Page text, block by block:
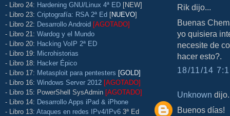
- Libro 24: Hardening GNU/Linux 4ª ED [NEW]
- Libro 23: Criptografía: RSA 2ª Ed [NUEVO]
- Libro 22: Desarrollo Android [AGOTADO]
- Libro 21: Wardog y el Mundo
- Libro 20: Hacking VoIP 2ª ED
- Libro 19: Microhistorias
- Libro 18: Hacker Épico
- Libro 17: Metasploit para pentesters [GOLD]
- Libro 16: Windows Server 2012 [AGOTADO]
- Libro 15: PowerShell SysAdmin [AGOTADO]
- Libro 14: Desarrollo Apps iPad & iPhone
- Libro 13: Ataques en redes IPv4/IPv6 3ª Ed
Rik dijo...
Buenas
yo quisiera
necesite de
hacer esto?.
18/11/14
Unknown
Buenos días!